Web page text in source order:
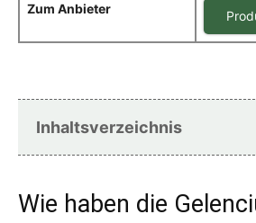
Zum Anbieter
Inhaltsverzeichnis
Wie haben die